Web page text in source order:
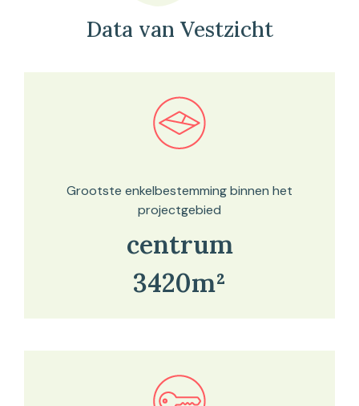
Data van Vestzicht
Bekijk in onze kaartviewer
Grootste enkelbestemming binnen het
projectgebied
centrum
3420m²